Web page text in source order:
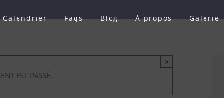
Calendrier Faqs Blog À propos Galerie
EST PASSÉ.
×